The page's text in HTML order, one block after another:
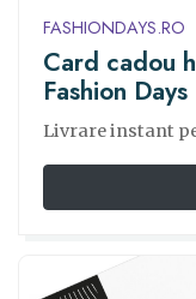
FASHIONDAYS.RO
Card cadou
Fashion Days
Livrare instant